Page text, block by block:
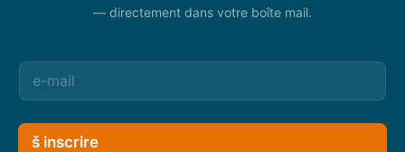
— directement dans votre boîte mail.
š inscrire